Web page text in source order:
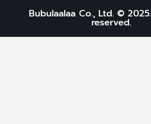
Bubulaalaa Co., Ltd. ©
reserved.